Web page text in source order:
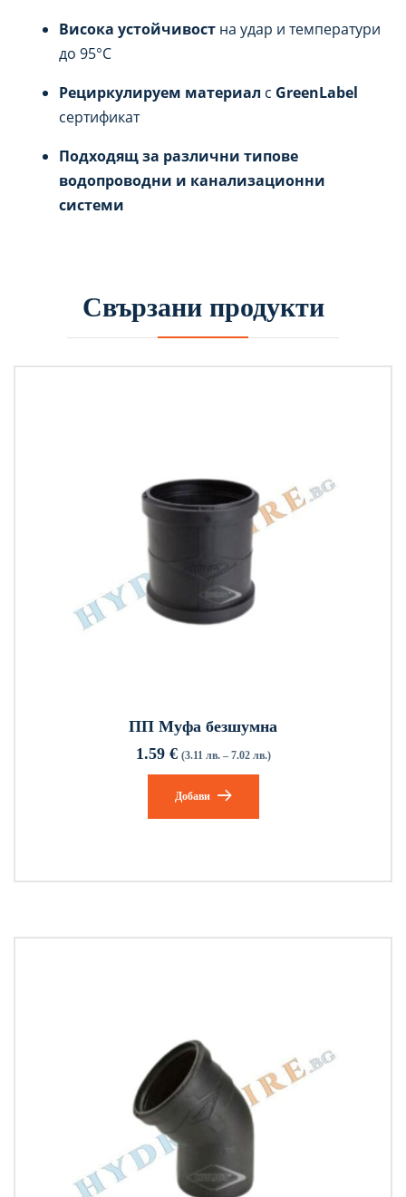
Висока устойчивост на удар и температури
до 95°C
Рециркулируем материал с GreenLabel
сертификат
Подходящ за различни типове
водопроводни и канализационни
системи
Свързани продукти
ПП Муфа безшумна
1.59 € (3.11 лв. – 7.02 лв.)
Добави